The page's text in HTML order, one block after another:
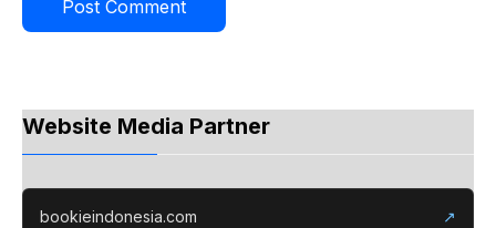
Website Media Partner
bookieindonesia.com ↗